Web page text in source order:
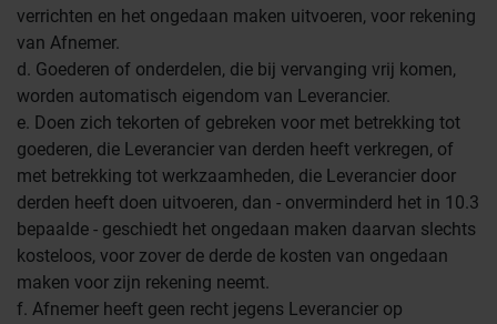
verrichten en het ongedaan maken uitvoeren, voor rekening
van Afnemer.
d. Goederen of onderdelen, die bij vervanging vrij komen,
worden automatisch eigendom van Leverancier.
e. Doen zich tekorten of gebreken voor met betrekking tot
goederen, die Leverancier van derden heeft verkregen, of
met betrekking tot werkzaamheden, die Leverancier door
derden heeft doen uitvoeren, dan - onverminderd het in 10.3
bepaalde - geschiedt het ongedaan maken daarvan slechts
kosteloos, voor zover de derde de kosten van ongedaan
maken voor zijn rekening neemt.
f. Afnemer heeft geen recht jegens Leverancier op